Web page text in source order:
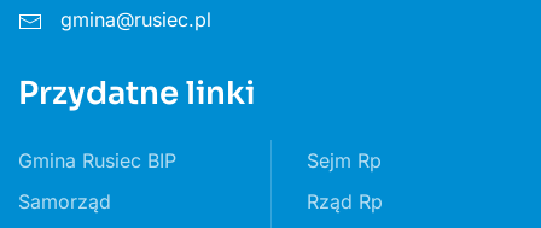
gmina@rusiec.pl
Przydatne linki
Gmina Rusiec BIP
Samorząd
Sejm Rp
Rząd Rp